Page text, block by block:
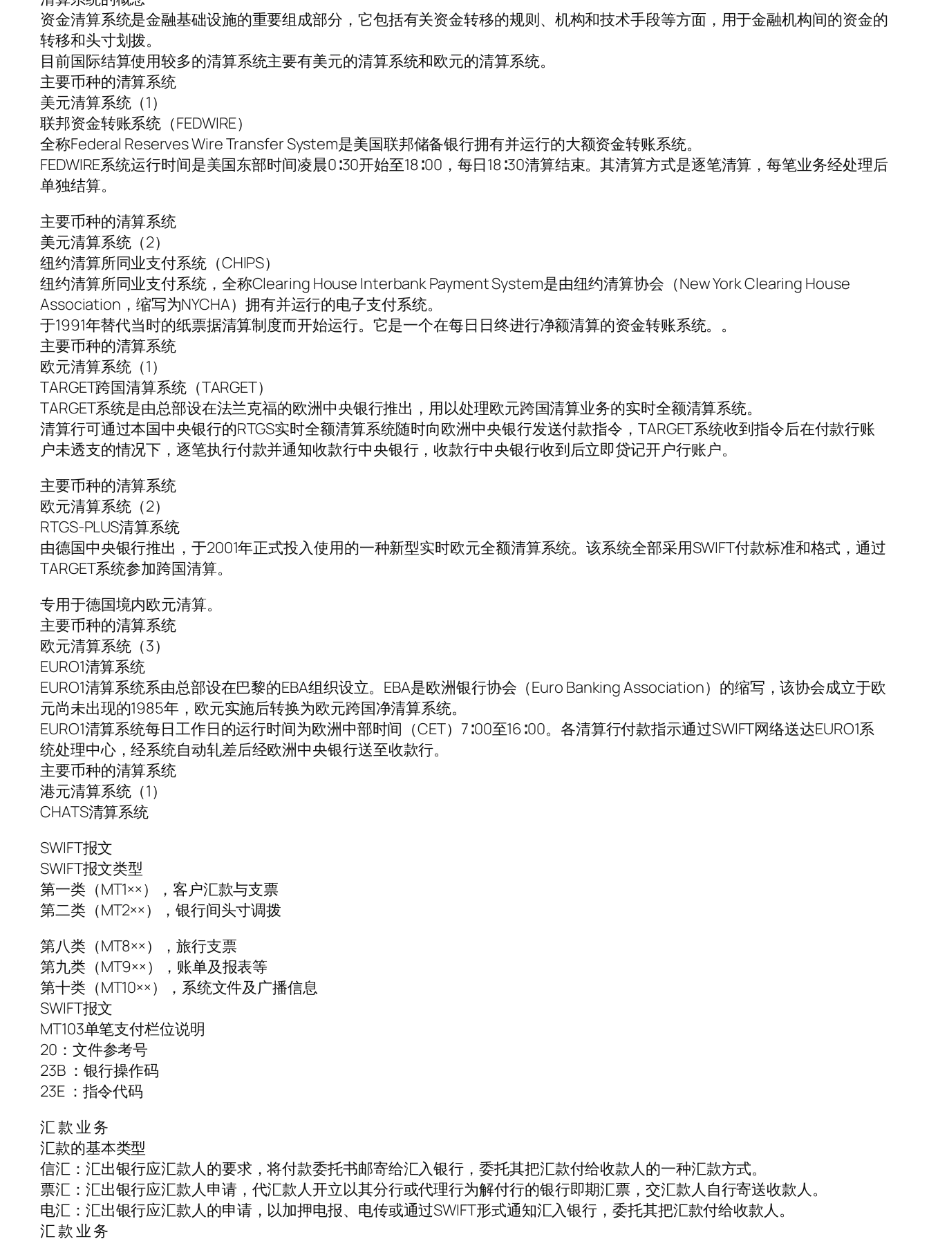
资金清算系统是金融基础设施的重要组成部分，它包括有关资金转移的规则、机构和技术手段等方面，用于金融机构间的资金的
转移和头寸划拨。
目前国际结算使用较多的清算系统主要有美元的清算系统和欧元的清算系统。
主要币种的清算系统
美元清算系统（1）
联邦资金转账系统（FEDWIRE）
全称Federal Reserves Wire Transfer System是美国联邦储备银行拥有并运行的大额资金转账系统。
FEDWIRE系统运行时间是美国东部时间凌晨0∶30开始至18∶00，每日18∶30清算结束。其清算方式是逐笔清算，每笔业务经处理后
单独结算。
主要币种的清算系统
美元清算系统（2）
纽约清算所同业支付系统（CHIPS）
纽约清算所同业支付系统，全称Clearing House Interbank Payment System是由纽约清算协会（New York Clearing House
Association，缩写为NYCHA）拥有并运行的电子支付系统。
于1991年替代当时的纸票据清算制度而开始运行。它是一个在每日日终进行净额清算的资金转账系统。。
主要币种的清算系统
欧元清算系统（1）
TARGET跨国清算系统（TARGET）
TARGET系统是由总部设在法兰克福的欧洲中央银行推出，用以处理欧元跨国清算业务的实时全额清算系统。
清算行可通过本国中央银行的RTGS实时全额清算系统随时向欧洲中央银行发送付款指令，TARGET系统收到指令后在付款行账
户未透支的情况下，逐笔执行付款并通知收款行中央银行，收款行中央银行收到后立即贷记开户行账户。
主要币种的清算系统
欧元清算系统（2）
RTGS-PLUS清算系统
由德国中央银行推出，于2001年正式投入使用的一种新型实时欧元全额清算系统。该系统全部采用SWIFT付款标准和格式，通过
TARGET系统参加跨国清算。
专用于德国境内欧元清算。
主要币种的清算系统
欧元清算系统（3）
EURO1清算系统
EURO1清算系统系由总部设在巴黎的EBA组织设立。EBA是欧洲银行协会（Euro Banking Association）的缩写，该协会成立于欧
元尚未出现的1985年，欧元实施后转换为欧元跨国净清算系统。
EURO1清算系统每日工作日的运行时间为欧洲中部时间（CET）7∶00至16∶00。各清算行付款指示通过SWIFT网络送达EURO1系
统处理中心，经系统自动轧差后经欧洲中央银行送至收款行。
主要币种的清算系统
港元清算系统（1）
CHATS清算系统
SWIFT报文
SWIFT报文类型
第一类（MT1××），客户汇款与支票
第二类（MT2××），银行间头寸调拨
第八类（MT8××），旅行支票
第九类（MT9××），账单及报表等
第十类（MT10××），系统文件及广播信息
SWIFT报文
MT103单笔支付栏位说明
20：文件参考号
23B ：银行操作码
23E ：指令代码
汇 款 业 务
汇款的基本类型
信汇：汇出银行应汇款人的要求，将付款委托书邮寄给汇入银行，委托其把汇款付给收款人的一种汇款方式。
票汇：汇出银行应汇款人申请，代汇款人开立以其分行或代理行为解付行的银行即期汇票，交汇款人自行寄送收款人。
电汇：汇出银行应汇款人的申请，以加押电报、电传或通过SWIFT形式通知汇入银行，委托其把汇款付给收款人。
汇 款 业 务